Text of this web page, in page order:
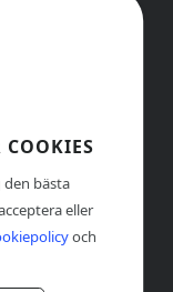
bästa
eller
och